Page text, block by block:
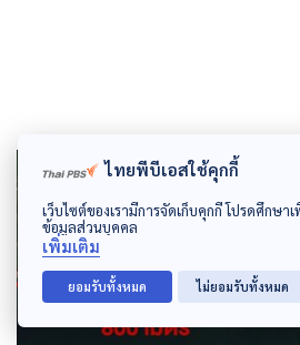
ไทยพีบีเอสใช้คุกกี้
เว็บไซต์ของเรามีการจัดเก็บคุกกี้ โปรดศึกษา
ข้อมูลส่วนบุคคล
เพิ่มเติม
ยอมรับทั้งหมด ไม่ยอมรับทั้งหมด